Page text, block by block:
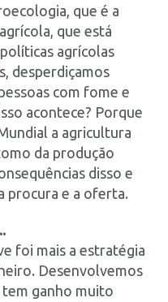
que é a
que está
agrícolas
desperdiçamos
com fome e
acontece? Porque
a agricultura
da produção
disso e
procura e a oferta.
foi mais a estratégia
Desenvolvemos
ganho muito